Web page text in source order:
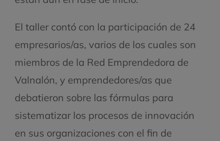
El taller contó con la participación de 24
empresarios/as, varios de los cuales son
miembros de la Red Emprendedora de
Valnalón, y emprendedores/as que
debatieron sobre las fórmulas para
sistematizar los procesos de innovación
en sus organizaciones con el fin de